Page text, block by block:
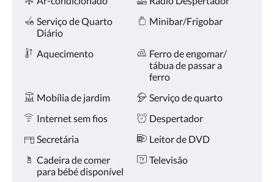
toque
botões
«próxima»
«anterior».
Serviço de Quarto
Diário
Minibar/Frigobar
Aquecimento
Ferro de engomar/
tábua de passar a
ferro
Mobília de jardim
Serviço de quarto
Internet sem fios
Despertador
Secretária
Leitor de DVD
Cadeira de comer
para bébé disponível
Televisão